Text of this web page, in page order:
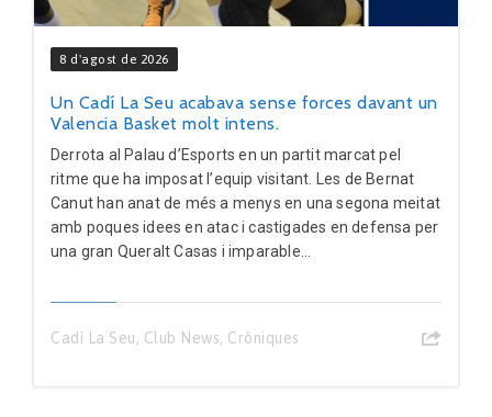
8 d'agost de 2026
Un Cadí La Seu acabava sense forces davant un
Valencia Basket molt intens.
Derrota al Palau d’Esports en un partit marcat pel
ritme que ha imposat l’equip visitant. Les de Bernat
Canut han anat de més a menys en una segona meitat
amb poques idees en atac i castigades en defensa per
una gran Queralt Casas i imparable...
Cadí La Seu, Club News, Cròniques